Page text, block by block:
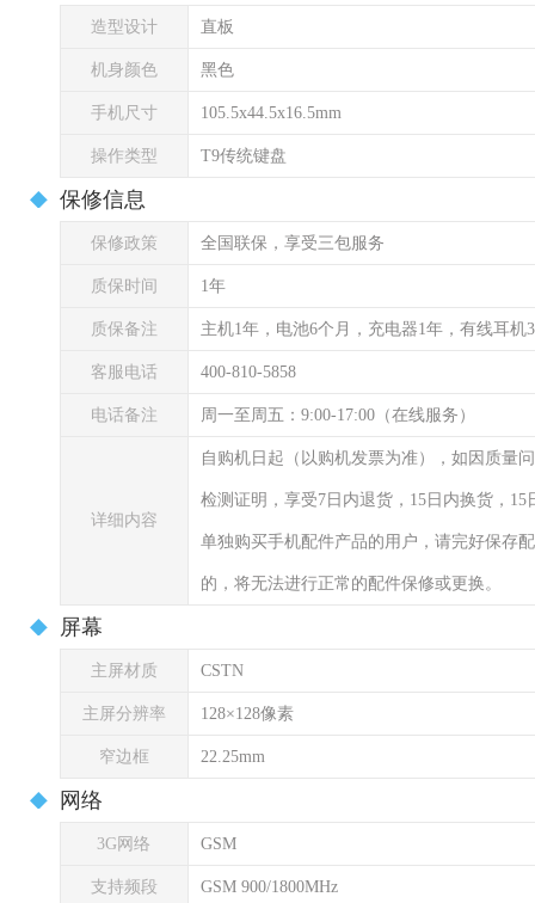
造型设计 直板
机身颜色 黑色
手机尺寸 105.5x44.5x16.5mm
操作类型 T9传统键盘
保修信息
保修政策 全国联保，享受三包服务
质保时间 1年
质保备注 主机1年，电池6个月，充电器1年，有线耳机
客服电话 400-810-5858
电话备注 周一至周五：9:00-17:00（在线服务）
详细内容
自购机日起（以购机发票为准），如因质量
检测证明，享受7日内退货，15日内换货，
单独购买手机配件产品的用户，请完好保存
的，将无法进行正常的配件保修或更换。
屏幕
主屏材质 CSTN
主屏分辨率 128×128像素
窄边框 22.25mm
网络
3G网络 GSM
支持频段 GSM 900/1800MHz